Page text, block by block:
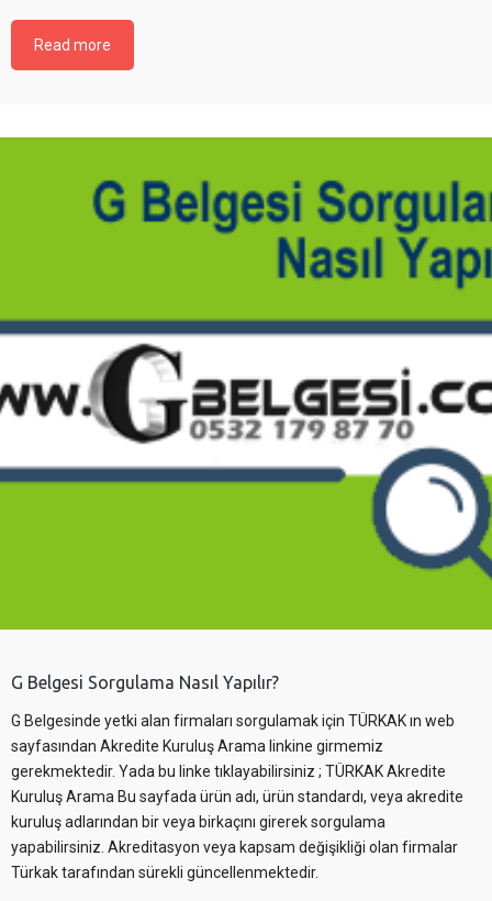
Read more
G Belgesi Sorgulama Nasıl Yapılır?
G Belgesinde yetki alan firmaları sorgulamak için TÜRKAK ın web
sayfasından Akredite Kuruluş Arama linkine girmemiz
gerekmektedir. Yada bu linke tıklayabilirsiniz ; TÜRKAK Akredite
Kuruluş Arama Bu sayfada ürün adı, ürün standardı, veya akredite
kuruluş adlarından bir veya birkaçını girerek sorgulama
yapabilirsiniz. Akreditasyon veya kapsam değişikliği olan firmalar
Türkak tarafından sürekli güncellenmektedir.